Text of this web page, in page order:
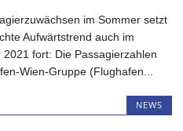
im Sommer setzt
Aufwärtstrend auch im
2021 fort: Die Passagierzahlen
Wien-Gruppe (Flughafen...
NEWS